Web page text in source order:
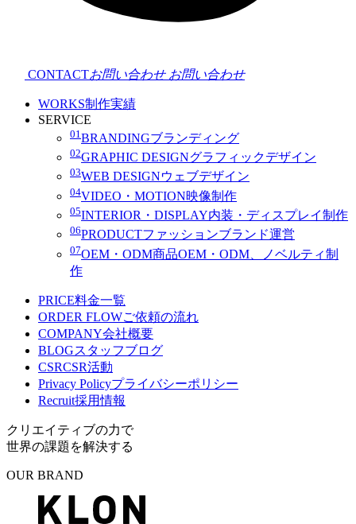
CONTACTお問い合わせ お問い合わせ
WORKS制作実績
SERVICE
01 BRANDINGブランディング
02GRAPHIC DESIGNグラフィックデザイン
03WEB DESIGNウェブデザイン
04VIDEO・MOTION映像制作
05INTERIOR・DISPLAY内装・ディスプレイ制作
06PRODUCTファッションブランド運営
07OEM・ODM商品OEM・ODM、ノベルティ制
作
PRICE料金一覧
ORDER FLOWご依頼の流れ
COMPANY会社概要
BLOGスタッフブログ
CSRCSR活動
Privacy Policyプライバシーポリシー
Recruit採用情報
クリエイティブの力で
世界の課題を解決する
OUR BRAND